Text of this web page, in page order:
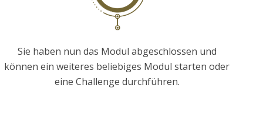
Sie haben nun das Modul abgeschlossen und
können ein weiteres beliebiges Modul starten oder
eine Challenge durchführen.